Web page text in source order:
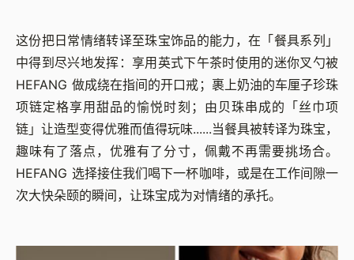
这份把日常情绪转译至珠宝饰品的能力，在「餐具系列」
中得到尽兴地发挥：享用英式下午茶时使用的迷你叉勺被
HEFANG 做成绕在指间的开口戒；裹上奶油的车厘子珍珠
项链定格享用甜品的愉悦时刻；由贝珠串成的「丝巾项
链」让造型变得优雅而值得玩味......当餐具被转译为珠宝，
趣味有了落点，优雅有了分寸，佩戴不再需要挑场合。
HEFANG 选择接住我们喝下一杯咖啡，或是在工作间隙一
次大快朵颐的瞬间，让珠宝成为对情绪的承托。